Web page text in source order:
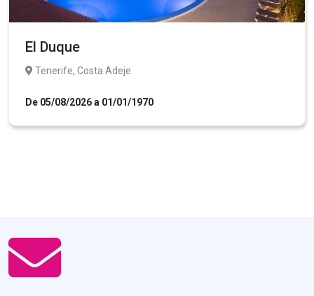
El Duque
Tenerife, Costa Adeje
De 05/08/2026 a 01/01/1970